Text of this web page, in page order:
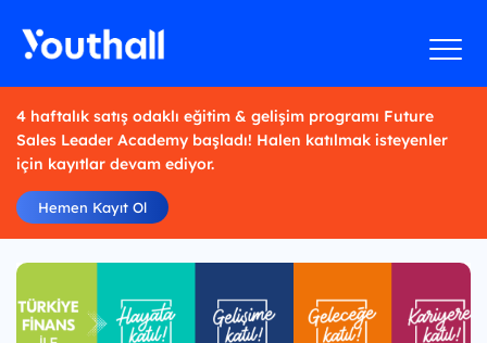
4 haftalık satış odaklı eğitim & gelişim programı Future
Sales Leader Academy başladı! Halen katılmak isteyenler
için kayıtlar devam ediyor.
Hemen Kayıt Ol